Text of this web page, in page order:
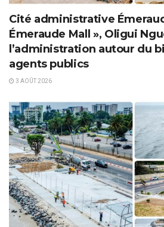
Cité administrative
Émeraude Mall », Oligui
l’administration autour du
agents publics
3 AOÛT 2026